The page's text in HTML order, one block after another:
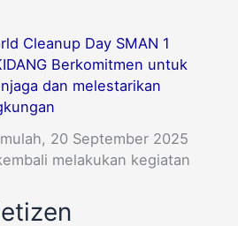
Cleanup Day SMAN 1
Berkomitmen untuk
dan melestarikan
20 September 2025
melakukan kegiatan